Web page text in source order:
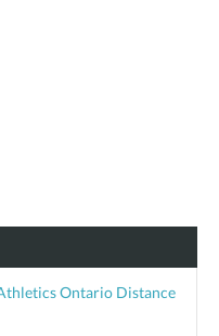
Ontario Distance